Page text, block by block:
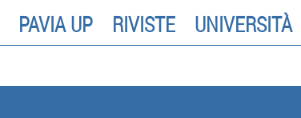
PAVIA UP RIVISTE UNIVERSITÀ